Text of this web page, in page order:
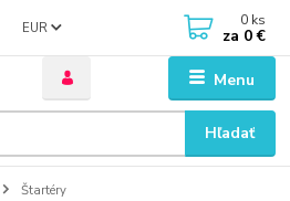
Menu
EUR
Hľadať
0 ks
za 0 €
Štartéry